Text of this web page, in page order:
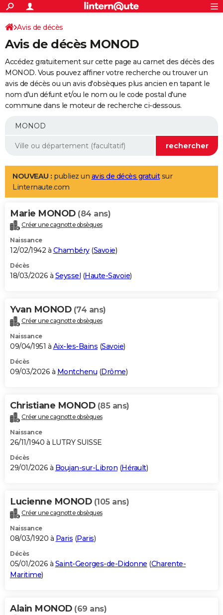
ACTUALITÉS
Politique
Société
Faits Divers
Education
Monde
Villes
+
SPORT
Coupe du monde 2026
Football
Tennis
Cyclisme
Rugby
Forum
Programme TV
TNT
Streaming
Cinéma
Sorties cinéma
Musique
+
FINANCE
Retraite
Epargne
Immobilier
Risques naturels par ville
Banque
Assurance
AUTO
Essais
Réserver un essai
Citadines
Berlines
SUV
Forum auto
+
Mobiles
Meilleur smartphone
Internet
Ordinateurs
Jeux vidéo
Guide high-tech
Aménagement intérieur
LIFESTYLE
Art de vivre
Bien-être
Loisirs
Mode
Modes de vie
Alimentation
Guide de la santé
Maladies
Médicaments
Sommeil
VOYAGE
Destinations
City break
Voyage nature
Voyage de noces
Forum
Climat
+PHOTO
GUIDES D'ACHAT
BONS PLANS
Carte de Noël
Carte Bonne année
Carte Saint-Valentin
Carte Pâques
Carte d'anniversaire
DICTIONNAIRE
Dictionnaire
Biographies
Citations
Expressions
Proverbes
PROGRAMME TV
S'inscrire
Se connecter
Lycées
Collèges
Primaires
Universités
Entreprises
Service militaire
Avis de recherche
AVIS DE DÉCÈS
Bricolage
Lifestyle
Culture
Sport
Auto
Television
Voyage
Cinema
Avis de décès
Avis de décès MONOD
Accédez gratuitement sur cette page au carnet des décès des
MONOD. Vous pouvez affiner votre recherche ou trouver un
avis de décès ou un avis d'obsèques plus ancien en tapant le
nom d'un défunt et/ou le nom ou le code postal d'une
commune dans le moteur de recherche ci-dessous.
NOUVEAU : publiez un avis de décès gratuitsur
Linternaute.com
Marie MONOD (84 ans)
Créer une cagnotte obsèques
Naissance
12/02/1942 à Chambéry(Savoie)
Décès
18/03/2026 à Seyssel (Haute-Savoie)
Yvan MONOD (74 ans)
Créer une cagnotte obsèques
Naissance
09/04/1951 à Aix-les-Bains (Savoie)
Décès
09/03/2026 à Montchenu (Drôme)
Christiane MONOD (85 ans)
Créer une cagnotte obsèques
Naissance
26/11/1940 à LUTRY SUISSE
Décès
29/01/2026 à Boujan-sur-Libron (Hérault)
Lucienne MONOD (105 ans)
Créer une cagnotte obsèques
Naissance
08/03/1920 à Paris (Paris)
Décès
05/01/2026 à Saint-Georges-de-Didonne (Charente-
Maritime)
Alain MONOD (69 ans)